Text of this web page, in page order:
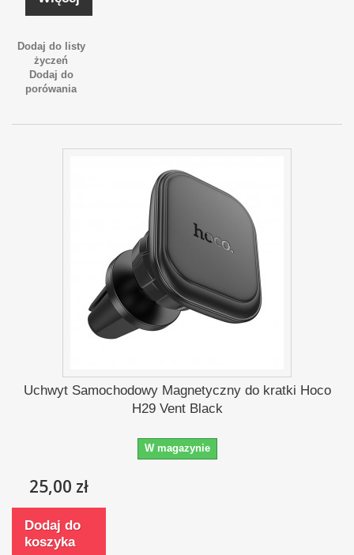
Dodaj do listy
życzeń
Dodaj do
porówania
Uchwyt Samochodowy Magnetyczny do kratki Hoco
H29 Vent Black
W magazynie
25,00 zł
Dodaj do
koszyka